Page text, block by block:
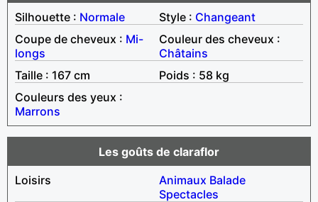
Silhouette : Normale Style : Changeant
Coupe de cheveux : Mi-
longs
Couleur des cheveux :
Châtains
Taille : 167 cm
Poids : 58 kg
Couleurs des yeux :
Marrons
Les goûts de claraflor
Loisirs
Animaux Balade
Spectacles